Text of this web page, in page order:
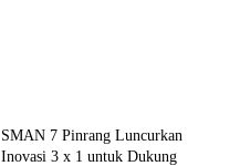
SMAN 7 Pinrang Luncurkan
Inovasi 3 x 1 untuk Dukung